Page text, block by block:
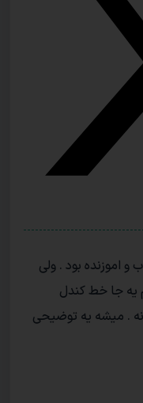
اموزنده بود . ولی
یه جا خط کندل
. میشه یه توضیحی